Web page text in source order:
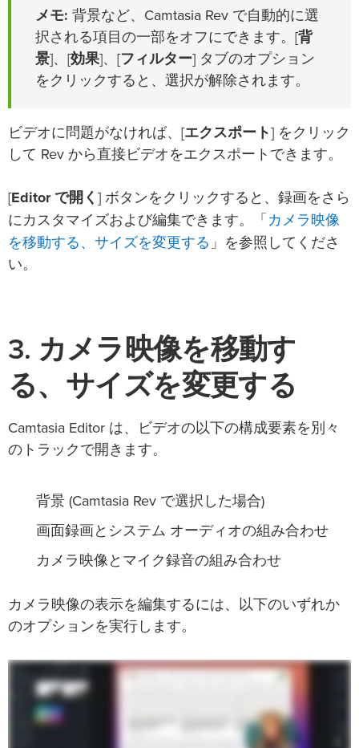
メモ: 背景など、Camtasia Rev で自動的に選
択される項目の一部をオフにできます。[背
景]、[効果]、[フィルター] タブのオプション
をクリックすると、選択が解除されます。
ビデオに問題がなければ、[エクスポート] をクリック
して Rev から直接ビデオをエクスポートできます。
[Editor で開く ] ボタンをクリックすると、録画をさら
にカスタマイズおよび編集できます。「 カメラ映像
を移動する、サイズを変更する 」を参照してくださ
い。
3. カメラ映像を移動す
る、サイズを変更する
Camtasia Editor は、ビデオの以下の構成要素を別々
のトラックで開きます。
背景 (Camtasia Rev で選択した場合)
画面録画とシステム オーディオの組み合わせ
カメラ映像とマイク録音の組み合わせ
カメラ映像の表示を編集するには、以下のいずれか
のオプションを実行します。